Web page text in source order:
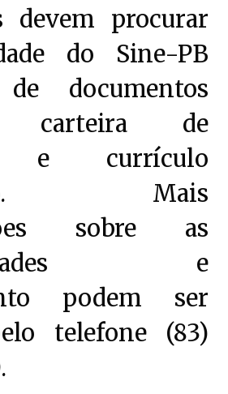
devem procurar
do Sine-PB
documentos
carteira de
e currículo
Mais
sobre as
e
podem ser
telefone (83)